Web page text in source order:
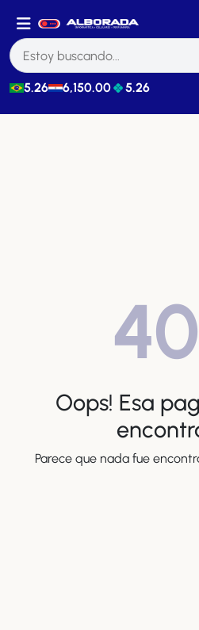
5.26 6,150.00 5.26
Oops! Esa
Parece que nada fue